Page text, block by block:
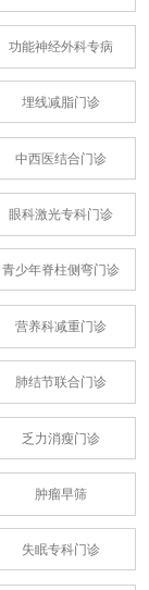
功能神经外科专病
埋线减脂门诊
中西医结合门诊
眼科激光专科门诊
青少年脊柱侧弯门诊
营养科减重门诊
肺结节联合门诊
乏力消瘦门诊
肿瘤早筛
失眠专科门诊